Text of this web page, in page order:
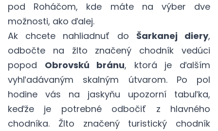
pod Roháčom, kde máte na výber dve
možnosti, ako ďalej.
Ak chcete nahliadnuť do Šarkanej diery,
odbočte na žlto značený chodník vedúci
popod Obrovskú bránu, ktorá je ďalším
vyhľadávaným skalným útvarom. Po pol
hodine vás na jaskyňu upozorní tabuľka,
keďže je potrebné odbočiť z hlavného
chodníka. Žlto značený turistický chodník